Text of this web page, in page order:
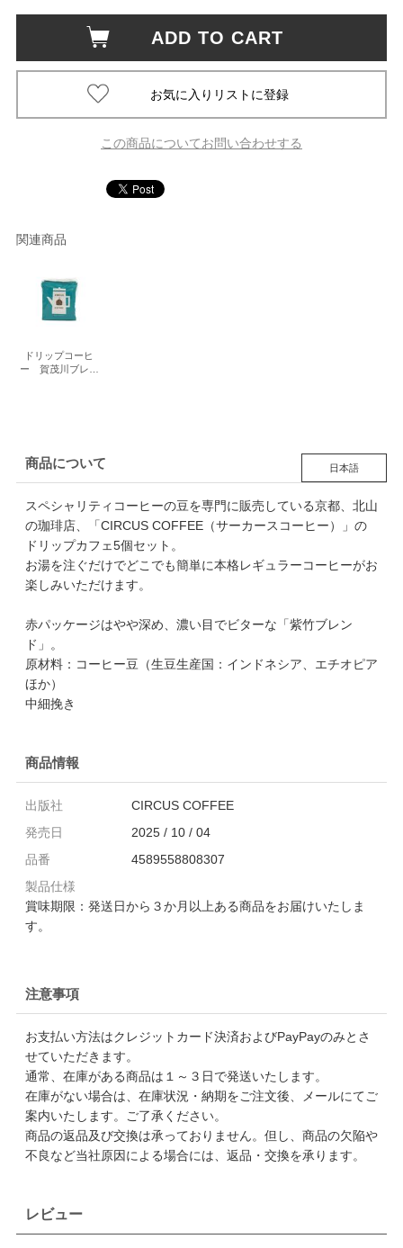
ADD TO CART
この商品についてお問い合わせする
関連商品
ドリップコーヒ
ー 賀茂川ブレン
商品について 日本語
スペシャリティコーヒーの豆を専門に販売している京都、北山
の珈琲店、「CIRCUS COFFEE（サーカースコーヒー）」の
ドリップカフェ5個セット。
お湯を注ぐだけでどこでも簡単に本格レギュラーコーヒーがお
楽しみいただけます。
赤パッケージはやや深め、濃い目でビターな「紫竹ブレン
ド」。
原材料：コーヒー豆（生豆生産国：インドネシア、エチオピア
ほか）
中細挽き
商品情報
出版社
CIRCUS COFFEE
発売日
2025 / 10 / 04
品番
4589558808307
製品仕様
賞味期限：発送日から３か月以上ある商品をお届けいたしま
す。
注意事項
お支払い方法はクレジットカード決済およびPayPayのみとさ
せていただきます。
通常、在庫がある商品は１～３日で発送いたします。
在庫がない場合は、在庫状況・納期をご注文後、メールにてご
案内いたします。ご了承ください。
商品の返品及び交換は承っておりません。但し、商品の欠陥や
不良など当社原因による場合には、返品・交換を承ります。
レビュー